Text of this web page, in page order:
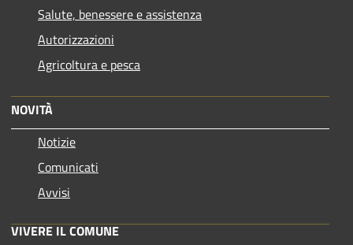
Salute, benessere e assistenza
Autorizzazioni
Agricoltura e pesca
NOVITÀ
Notizie
Comunicati
Avvisi
VIVERE IL COMUNE